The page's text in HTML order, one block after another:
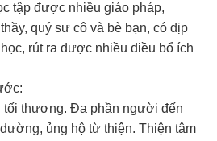
tập được nhiều giáo pháp,
quý sư cô và bè bạn, có dịp
rút ra được nhiều điều bổ ích
tối thượng. Đa phần người đến
ủng hộ từ thiện. Thiện tâm